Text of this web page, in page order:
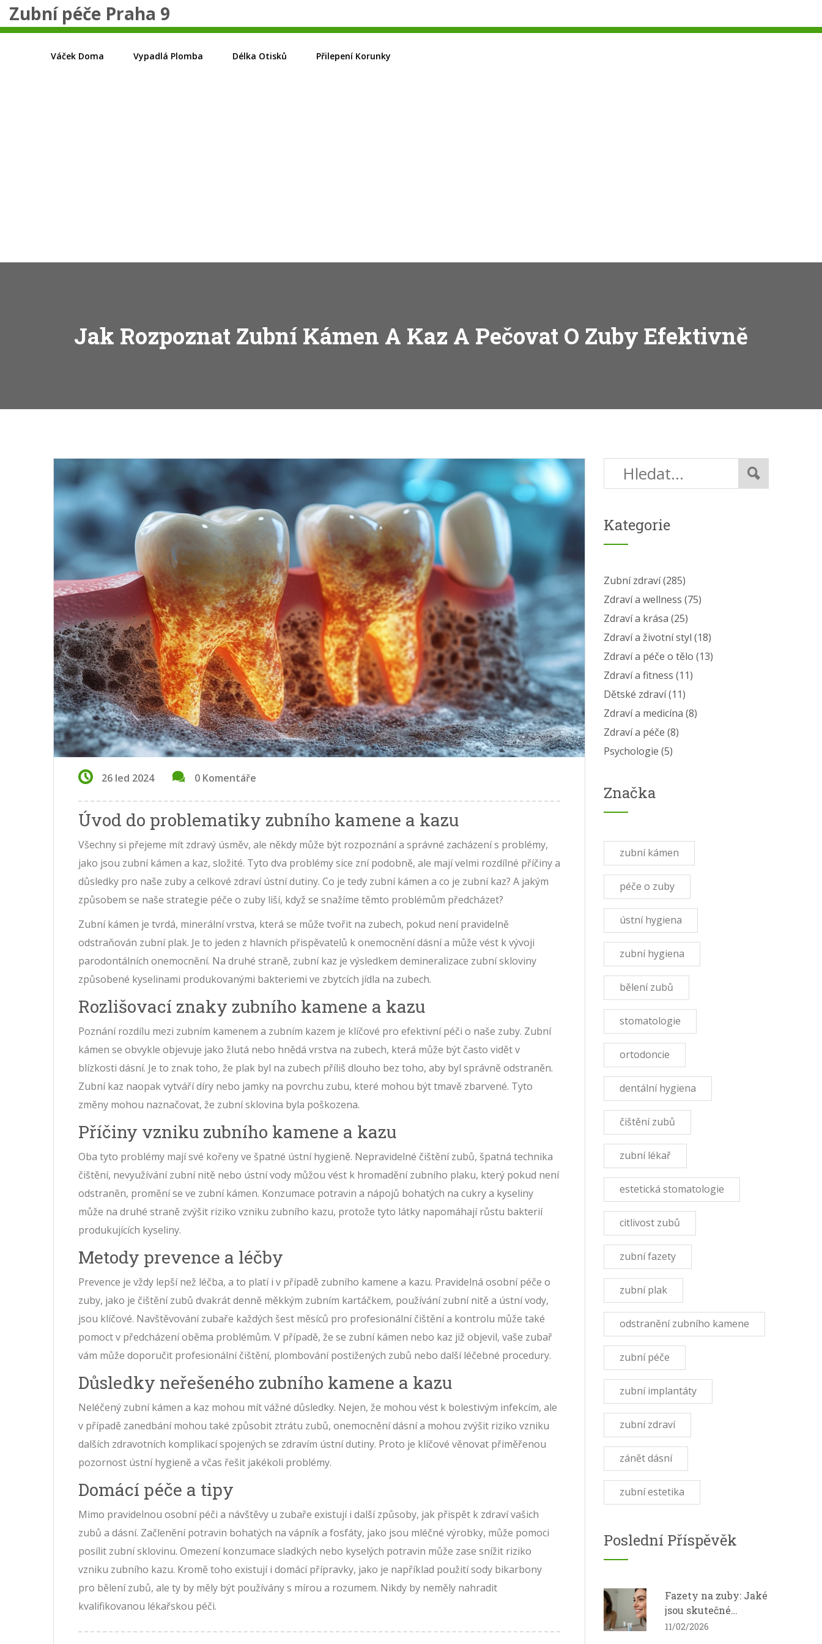
Zubní péče Praha 9
Váček Doma Vypadlá Plomba Délka Otisků Přilepení Korunky
Jak Rozpoznat Zubní Kámen A Kaz A Pečovat O Zuby Efektivně
26 led 2024 0 Komentáře
Úvod do problematiky zubního kamene a kazu
Všechny si přejeme mít zdravý úsměv, ale někdy může být rozpoznání a správné zacházení s problémy,
jako jsou zubní kámen a kaz, složité. Tyto dva problémy sice zní podobně, ale mají velmi rozdílné příčiny a
důsledky pro naše zuby a celkové zdraví ústní dutiny. Co je tedy zubní kámen a co je zubní kaz? A jakým
způsobem se naše strategie péče o zuby liší, když se snažíme těmto problémům předcházet?
Zubní kámen je tvrdá, minerální vrstva, která se může tvořit na zubech, pokud není pravidelně
odstraňován zubní plak. Je to jeden z hlavních přispěvatelů k onemocnění dásní a může vést k vývoji
parodontálních onemocnění. Na druhé straně, zubní kaz je výsledkem demineralizace zubní skloviny
způsobené kyselinami produkovanými bakteriemi ve zbytcích jídla na zubech.
Rozlišovací znaky zubního kamene a kazu
Poznání rozdílu mezi zubním kamenem a zubním kazem je klíčové pro efektivní péči o naše zuby. Zubní
kámen se obvykle objevuje jako žlutá nebo hnědá vrstva na zubech, která může být často vidět v
blízkosti dásní. Je to znak toho, že plak byl na zubech příliš dlouho bez toho, aby byl správně odstraněn.
Zubní kaz naopak vytváří díry nebo jamky na povrchu zubu, které mohou být tmavě zbarvené. Tyto
změny mohou naznačovat, že zubní sklovina byla poškozena.
Příčiny vzniku zubního kamene a kazu
Oba tyto problémy mají své kořeny ve špatné ústní hygieně. Nepravidelné čištění zubů, špatná technika
čištění, nevyužívání zubní nitě nebo ústní vody můžou vést k hromadění zubního plaku, který pokud není
odstraněn, promění se ve zubní kámen. Konzumace potravin a nápojů bohatých na cukry a kyseliny
může na druhé straně zvýšit riziko vzniku zubního kazu, protože tyto látky napomáhají růstu bakterií
produkujících kyseliny.
Metody prevence a léčby
Prevence je vždy lepší než léčba, a to platí i v případě zubního kamene a kazu. Pravidelná osobní péče o
zuby, jako je čištění zubů dvakrát denně měkkým zubním kartáčkem, používání zubní nitě a ústní vody,
jsou klíčové. Navštěvování zubaře každých šest měsíců pro profesionální čištění a kontrolu může také
pomoct v předcházení oběma problémům. V případě, že se zubní kámen nebo kaz již objevil, vaše zubař
vám může doporučit profesionální čištění, plombování postižených zubů nebo další léčebné procedury.
Důsledky neřešeného zubního kamene a kazu
Neléčený zubní kámen a kaz mohou mít vážné důsledky. Nejen, že mohou vést k bolestivým infekcím, ale
v případě zanedbání mohou také způsobit ztrátu zubů, onemocnění dásní a mohou zvýšit riziko vzniku
dalších zdravotních komplikací spojených se zdravím ústní dutiny. Proto je klíčové věnovat přiměřenou
pozornost ústní hygieně a včas řešit jakékoli problémy.
Domácí péče a tipy
Mimo pravidelnou osobní péči a návštěvy u zubaře existují i další způsoby, jak přispět k zdraví vašich
zubů a dásní. Začlenění potravin bohatých na vápník a fosfáty, jako jsou mléčné výrobky, může pomoci
posílit zubní sklovinu. Omezení konzumace sladkých nebo kyselých potravin může zase snížit riziko
vzniku zubního kazu. Kromě toho existují i domácí přípravky, jako je například použití sody bikarbony
pro bělení zubů, ale ty by měly být používány s mírou a rozumem. Nikdy by neměly nahradit
kvalifikovanou lékařskou péči.
Kategorie
Zubní zdraví(285)
Zdraví a wellness (75)
Zdraví a krása (25)
Zdraví a životní styl (18)
Zdraví a péče o tělo (13)
Zdraví a fitness (11)
Dětské zdraví(11)
Zdraví a medicína (8)
Zdraví a péče (8)
Psychologie (5)
Značka
zubní kámen
péče o zuby
ústní hygiena
zubní hygiena
bělení zubů
stomatologie
ortodoncie
dentální hygiena
čištění zubů
zubní lékař
estetická stomatologie
citlivost zubů
zubní fazety
zubní plak
odstranění zubního kamene
zubní péče
zubní implantáty
zubní zdraví
zánět dásní
zubní estetika
Poslední Příspěvěk
Fazety na zuby: Jaké
jsou skutečné
zkušenosti
11/02/2026